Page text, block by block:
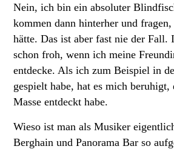
Nein, ich bin ein absoluter
kommen dann hinterher und fragen,
hätte. Das ist aber fast nie der Fall.
schon froh, wenn ich meine
entdecke. Als ich zum Beispiel in
gespielt habe, hat es mich beruhigt,
Masse entdeckt habe.
Wieso ist man als Musiker
Berghain und Panorama Bar so